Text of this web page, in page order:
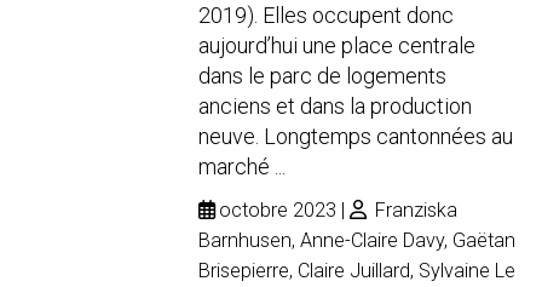
2019). Elles occupent donc
aujourd’hui une place centrale
dans le parc de logements
anciens et dans la production
neuve. Longtemps cantonnées au
marché ...
octobre 2023
Franziska
Barnhusen, Anne-Claire Davy, Gaëtan
Brisepierre, Claire Juillard, Sylvaine Le